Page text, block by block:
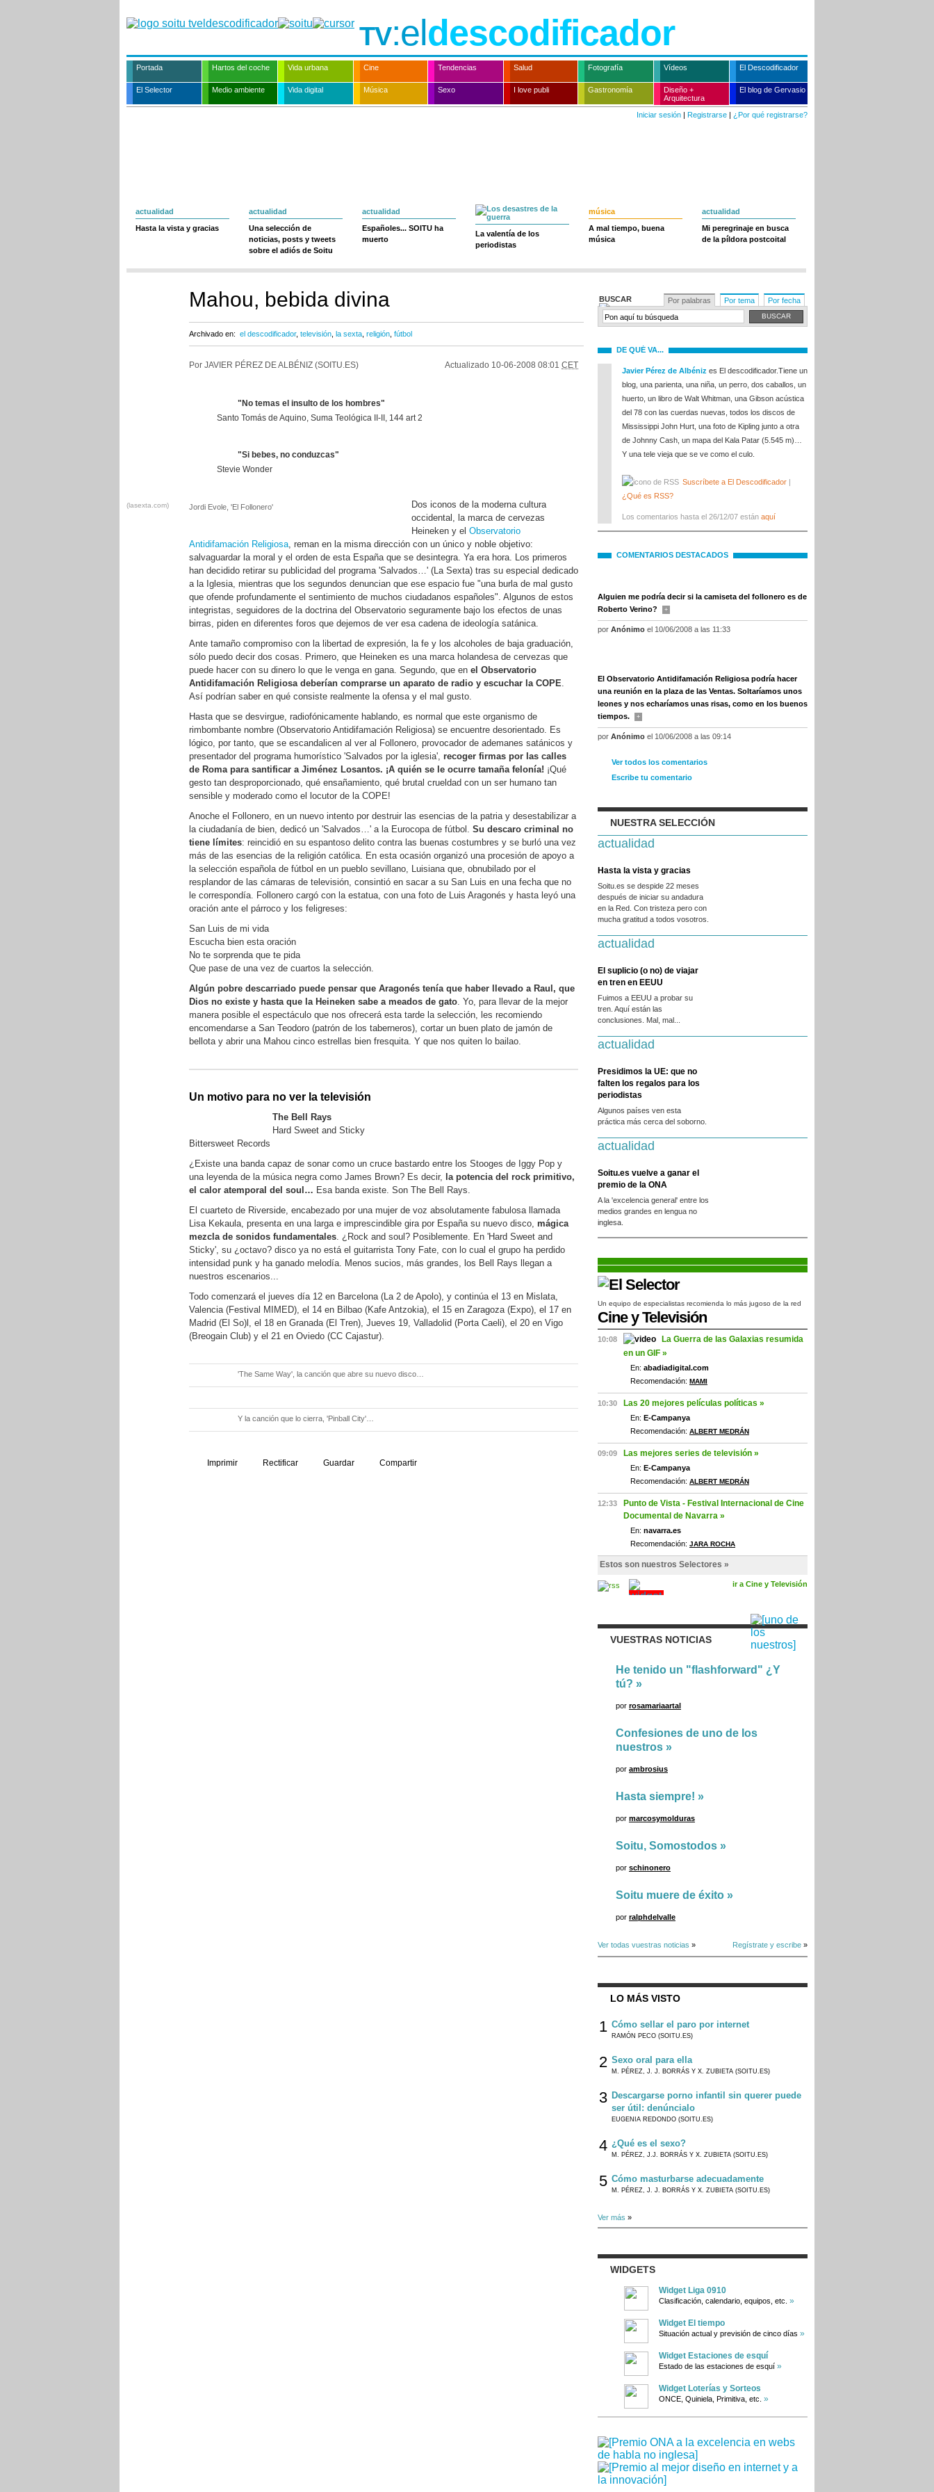
TV:eldescodificador
Portada Hartos del coche Vida urbana Cine Tendencias Salud Fotografía Vídeos El Descodificador
El Selector Medio ambiente Vida digital Música Sexo I love publi Gastronomía
Diseño +
Arquitectura
El blog de Gervasio
Iniciar sesión | Registrarse | ¿Por qué registrarse?
actualidad
Hasta la vista y gracias
actualidad
Una selección de
noticias, posts y tweets
sobre el adiós de Soitu
actualidad
Españoles... SOITU ha
muerto
La valentía de los
periodistas
música
A mal tiempo, buena
música
actualidad
Mi peregrinaje en busca
de la píldora postcoital
Mahou, bebida divina
Archivado en: el descodificador, televisión la sexta religión fútbol
Por JAVIER PÉREZ DE ALBÉNIZ (SOITU.ES) Actualizado 10-06-2008 08:01 CET
"No temas el insulto de los hombres"
Santo Tomás de Aquino, Suma Teológica II-II, 144 art 2
"Si bebes, no conduzcas"
Stevie Wonder
(lasexta.com) Jordi Evole, 'El Follonero'
Dos iconos de la moderna cultura
occidental, la marca de cervezas
Heineken y el Observatorio
Antidifamación Religiosa, reman en la misma dirección con un único y noble objetivo:
salvaguardar la moral y el orden de esta España que se desintegra. Ya era hora. Los primeros
han decidido retirar su publicidad del programa 'Salvados…' (La Sexta) tras su especial dedicado
a la Iglesia, mientras que los segundos denuncian que ese espacio fue "una burla de mal gusto
que ofende profundamente el sentimiento de muchos ciudadanos españoles". Algunos de estos
integristas, seguidores de la doctrina del Observatorio seguramente bajo los efectos de unas
birras, piden en diferentes foros que dejemos de ver esa cadena de ideología satánica.
Ante tamaño compromiso con la libertad de expresión, la fe y los alcoholes de baja graduación,
sólo puedo decir dos cosas. Primero, que Heineken es una marca holandesa de cervezas que
puede hacer con su dinero lo que le venga en gana. Segundo, que en el Observatorio
Antidifamación Religiosa deberían comprarse un aparato de radio y escuchar la COPE.
Así podrían saber en qué consiste realmente la ofensa y el mal gusto.
Hasta que se desvirgue, radiofónicamente hablando, es normal que este organismo de
rimbombante nombre (Observatorio Antidifamación Religiosa) se encuentre desorientado. Es
lógico, por tanto, que se escandalicen al ver al Follonero, provocador de ademanes satánicos y
presentador del programa humorístico 'Salvados por la iglesia', recoger firmas por las calles
de Roma para santificar a Jiménez Losantos. ¡A quién se le ocurre tamaña felonía! ¡Qué
gesto tan desproporcionado, qué ensañamiento, qué brutal crueldad con un ser humano tan
sensible y moderado como el locutor de la COPE!
Anoche el Follonero, en un nuevo intento por destruir las esencias de la patria y desestabilizar a
la ciudadanía de bien, dedicó un 'Salvados…' a la Eurocopa de fútbol. Su descaro criminal no
tiene límites: reincidió en su espantoso delito contra las buenas costumbres y se burló una vez
más de las esencias de la religión católica. En esta ocasión organizó una procesión de apoyo a
la selección española de fútbol en un pueblo sevillano, Luisiana que, obnubilado por el
resplandor de las cámaras de televisión, consintió en sacar a su San Luis en una fecha que no
le correspondía. Follonero cargó con la estatua, con una foto de Luis Aragonés y hasta leyó una
oración ante el párroco y los feligreses:
San Luis de mi vida
Escucha bien esta oración
No te sorprenda que te pida
Que pase de una vez de cuartos la selección.
Algún pobre descarriado puede pensar que Aragonés tenía que haber llevado a Raul, que
Dios no existe y hasta que la Heineken sabe a meados de gato. Yo, para llevar de la mejor
manera posible el espectáculo que nos ofrecerá esta tarde la selección, les recomiendo
encomendarse a San Teodoro (patrón de los taberneros), cortar un buen plato de jamón de
bellota y abrir una Mahou cinco estrellas bien fresquita. Y que nos quiten lo bailao.
Un motivo para no ver la televisión
The Bell Rays
Hard Sweet and Sticky
Bittersweet Records
¿Existe una banda capaz de sonar como un cruce bastardo entre los Stooges de Iggy Pop y
una leyenda de la música negra como James Brown? Es decir, la potencia del rock primitivo,
el calor atemporal del soul… Esa banda existe. Son The Bell Rays.
El cuarteto de Riverside, encabezado por una mujer de voz absolutamente fabulosa llamada
Lisa Kekaula, presenta en una larga e imprescindible gira por España su nuevo disco, mágica
mezcla de sonidos fundamentales. ¿Rock and soul? Posiblemente. En 'Hard Sweet and
Sticky', su ¿octavo? disco ya no está el guitarrista Tony Fate, con lo cual el grupo ha perdido
intensidad punk y ha ganado melodía. Menos sucios, más grandes, los Bell Rays llegan a
nuestros escenarios...
Todo comenzará el jueves día 12 en Barcelona (La 2 de Apolo), y continúa el 13 en Mislata,
Valencia (Festival MIMED), el 14 en Bilbao (Kafe Antzokia), el 15 en Zaragoza (Expo), el 17 en
Madrid (El So)l, el 18 en Granada (El Tren), Jueves 19, Valladolid (Porta Caeli), el 20 en Vigo
(Breogain Club) y el 21 en Oviedo (CC Cajastur).
'The Same Way', la canción que abre su nuevo disco…
Y la canción que lo cierra, 'Pinball City'…
Imprimir Rectificar Guardar Compartir
BUSCAR Por palabras Por tema Por fecha
DE QUÉ VA...
Javier Pérez de Albéniz es El descodificador.Tiene un
blog, una parienta, una niña, un perro, dos caballos, un
huerto, un libro de Walt Whitman, una Gibson acústica
del 78 con las cuerdas nuevas, todos los discos de
Mississippi John Hurt, una foto de Kipling junto a otra
de Johnny Cash, un mapa del Kala Patar (5.545 m)…
Y una tele vieja que se ve como el culo.
Suscríbete a El Descodificador |
¿Qué es RSS?
Los comentarios hasta el 26/12/07 están aquí
COMENTARIOS DESTACADOS
Alguien me podría decir si la camiseta del follonero es de
Roberto Verino?
+
por Anónimo el 10/06/2008 a las 11:33
El Observatorio Antidifamación Religiosa podría hacer
una reunión en la plaza de las Ventas. Soltaríamos unos
leones y nos echaríamos unas risas, como en los buenos
tiempos.
+
por Anónimo el 10/06/2008 a las 09:14
Ver todos los comentarios
Escribe tu comentario
NUESTRA SELECCIÓN
actualidad
Hasta la vista y gracias
Soitu.es se despide 22 meses
después de iniciar su andadura
en la Red. Con tristeza pero con
mucha gratitud a todos vosotros.
actualidad
El suplicio (o no) de viajar
en tren en EEUU
Fuimos a EEUU a probar su
tren. Aquí están las
conclusiones. Mal, mal...
actualidad
Presidimos la UE: que no
falten los regalos para los
periodistas
Algunos países ven esta
práctica más cerca del soborno.
actualidad
Soitu.es vuelve a ganar el
premio de la ONA
A la 'excelencia general' entre los
medios grandes en lengua no
inglesa.
Un equipo de especialistas recomienda lo más jugoso de la red
Cine y Televisión
10:08
La Guerra de las Galaxias resumida
en un GIF »
En: abadiadigital.com
Recomendación: MAMI
10:30 Las 20 mejores películas políticas »
En: E-Campanya
Recomendación: ALBERT MEDRÁN
09:09 Las mejores series de televisión »
En: E-Campanya
Recomendación: ALBERT MEDRÁN
12:33
Punto de Vista - Festival Internacional de Cine
Documental de Navarra »
En: navarra.es
Recomendación: JARA ROCHA
Estos son nuestros Selectores »
ir a Cine y Televisión
VUESTRAS NOTICIAS
He tenido un "flashforward" ¿Y
tú? »
por rosamariaartal
Confesiones de uno de los
nuestros »
por ambrosius
Hasta siempre! »
por marcosymolduras
Soitu, Somostodos »
por schinonero
Soitu muere de éxito »
por ralphdelvalle
Ver todas vuestras noticias » Regístrate y escribe »
LO MÁS VISTO
1 Cómo sellar el paro por internet
RAMÓN PECO (SOITU.ES)
2 Sexo oral para ella
M. PÉREZ, J. J. BORRÁS Y X. ZUBIETA (SOITU.ES)
3 Descargarse porno infantil sin querer puede
ser útil: denúncialo
EUGENIA REDONDO (SOITU.ES)
4 ¿Qué es el sexo?
M. PÉREZ, J.J. BORRÁS Y X. ZUBIETA (SOITU.ES)
5 Cómo masturbarse adecuadamente
M. PÉREZ, J. J. BORRÁS Y X. ZUBIETA (SOITU.ES)
Ver más »
WIDGETS
Widget Liga 0910
Clasificación, calendario, equipos, etc. »
Widget El tiempo
Situación actual y previsión de cinco días »
Widget Estaciones de esquí
Estado de las estaciones de esquí »
Widget Loterías y Sorteos
ONCE, Quiniela, Primitiva, etc. »